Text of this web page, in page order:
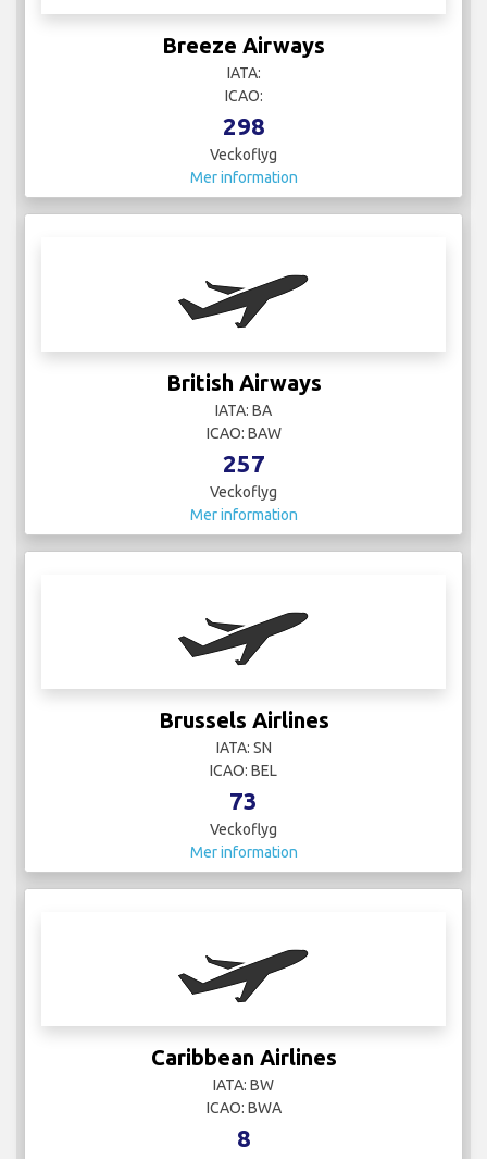
Breeze Airways
IATA:
ICAO:
298
Veckoflyg
Mer information
British Airways
IATA: BA
ICAO: BAW
257
Veckoflyg
Mer information
Brussels Airlines
IATA: SN
ICAO: BEL
73
Veckoflyg
Mer information
Caribbean Airlines
IATA: BW
ICAO: BWA
8